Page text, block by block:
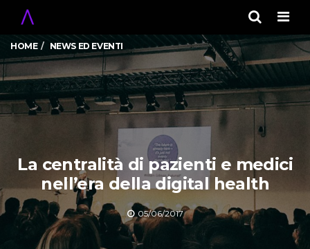
HOME NEWS ED EVENTI
La centralità di pazienti e medici
nell’era della digital health
05/06/2017